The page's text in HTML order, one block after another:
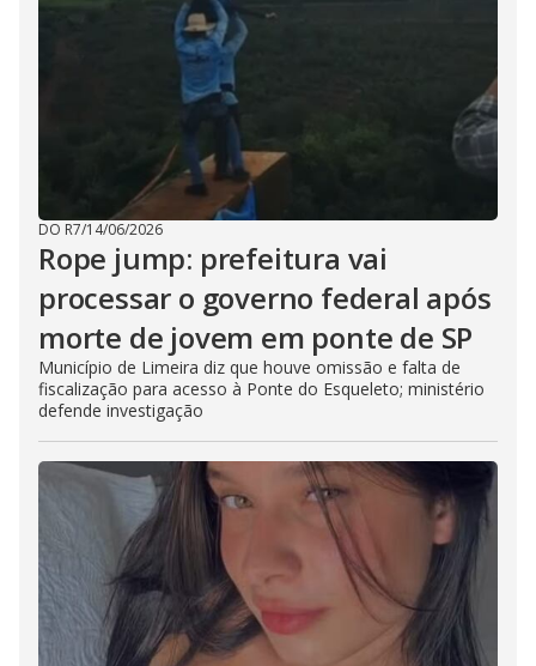
DO R7/14/06/2026
Rope jump: prefeitura vai
processar o governo federal após
morte de jovem em ponte de SP
Município de Limeira diz que houve omissão e falta de
fiscalização para acesso à Ponte do Esqueleto; ministério
defende investigação